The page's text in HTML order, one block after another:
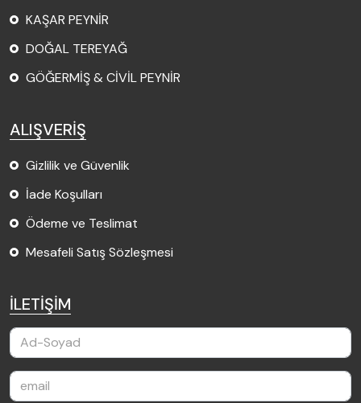
KAŞAR PEYNİR
DOĞAL TEREYAĞ
GÖĞERMİŞ & CİVİL PEYNİR
ALIŞVERİŞ
Gizlilik ve Güvenlik
İade Koşulları
Ödeme ve Teslimat
Mesafeli Satış Sözleşmesi
İLETİŞİM